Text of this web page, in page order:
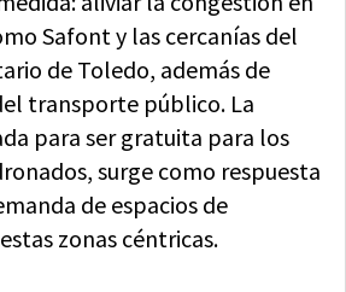
Safont y las cercanías del
de Toledo, además de
transporte público. La
para ser gratuita para los
surge como respuesta
de espacios de
zonas céntricas.